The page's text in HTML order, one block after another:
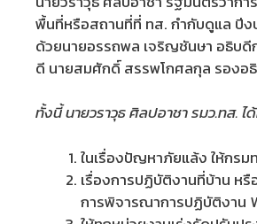
พื้นที่หรือสถานที่ที่ ทส. กำกับดูแล ปี
ด้วยนายอรรถพล เจริญชันษา อธิบดี
ดี นายสมศักดิ์ สรรพโกศลกุล รองอ
ทั้งนี้ นายวราวุธ ศิลปอาชา รมว.ทส.
ในเรื่องปัญหาภัยแล้ง ให้กร
เรื่องการปฏิบัติงานที่บ้าน ห
การพิจารณาการปฏิบัติงาน